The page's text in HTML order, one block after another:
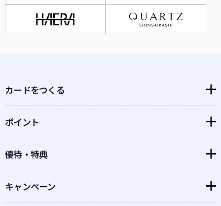
カードをつくる
大丸松坂屋カード
GINZA SIXカード
ポイント
大丸松坂屋ポイント
優待・特典
特典・優待を探す
キャンペーン